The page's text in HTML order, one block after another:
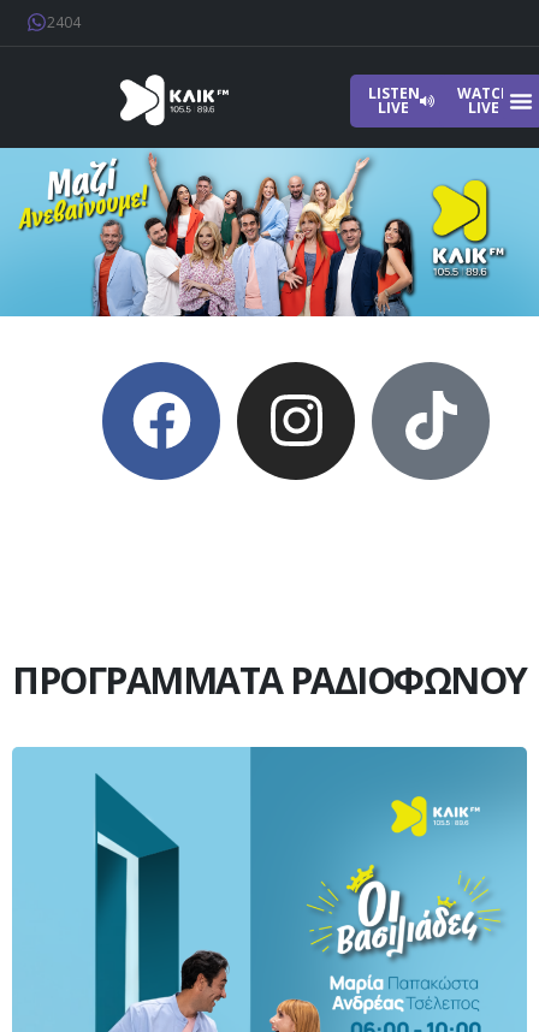
2404
LISTEN
LIVE
WATCH
LIVE
Home
ΠΡΟΓΡΑΜΜΑΤΑ ΡΑΔΙΟΦΩΝΟΥ